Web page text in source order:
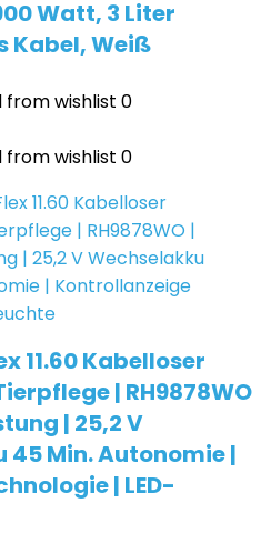
Watt, 3 Liter
Kabel, Weiß
from wishlist 0
from wishlist 0
11.60 Kabelloser
| RH9878WO
| 25,2 V
45 Min. Autonomie |
| LED-